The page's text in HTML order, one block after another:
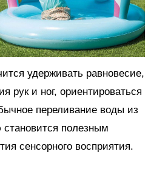
удерживать равновесие,
рук и ног, ориентироваться
переливание воды из
полезным
сенсорного восприятия.